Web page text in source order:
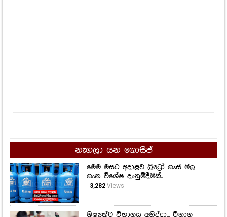
නැගලා යන ගොසිප්
මෙම මසට අදාළව ලිට්‍රෝ ගෑස් මිල
ගැන විශේෂ දැනුම්දීමක්..
3,282Views
ශිෂ්‍යත්ව විභාගය අනිද්දා... විභාග